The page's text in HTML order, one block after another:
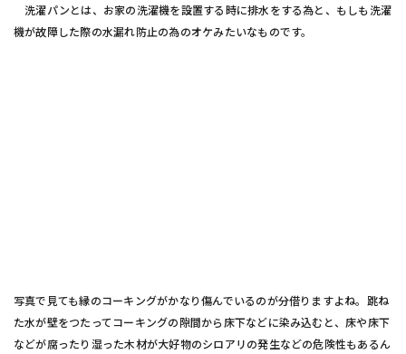
洗濯パンとは、お家の洗濯機を設置する時に排水をする為と、もしも洗濯
機が故障した際の水漏れ防止の為のオケみたいなものです。
写真で見ても縁のコーキングがかなり傷んでいるのが分借りますよね。跳ね
た水が壁をつたってコーキングの隙間から床下などに染み込むと、床や床下
などが腐ったり湿った木材が大好物のシロアリの発生などの危険性もあるん